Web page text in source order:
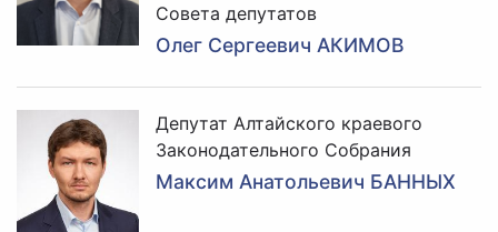
Совета депутатов
Олег Сергеевич АКИМОВ
Депутат Алтайского краевого
Законодательного Собрания
Максим Анатольевич БАННЫХ